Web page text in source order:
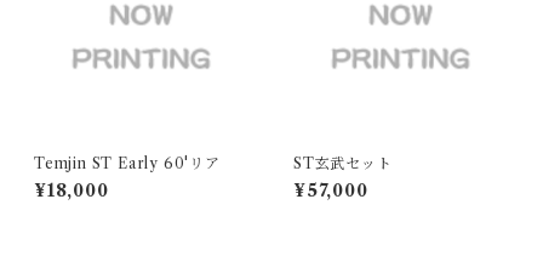
Temjin ST Early 60'リア
¥18,000
ST玄武セット
¥57,000